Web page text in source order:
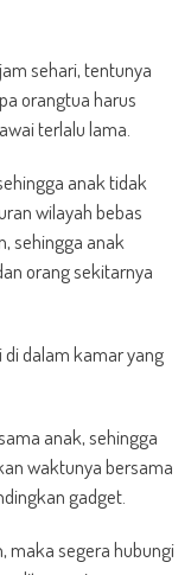
sehari, tentunya
orangtua harus
terlalu lama.
anak tidak
wilayah bebas
sehingga anak
orang sekitarnya
dalam kamar yang
anak, sehingga
waktunya bersama
gadget.
maka segera hubungi